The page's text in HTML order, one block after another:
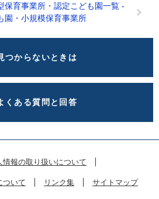
保育事業所・認定こども園一覧 -
園・小規模保育事業所
つからないときは
くある質問と回答
情報の取り扱いについて
ついて リンク集 サイトマップ